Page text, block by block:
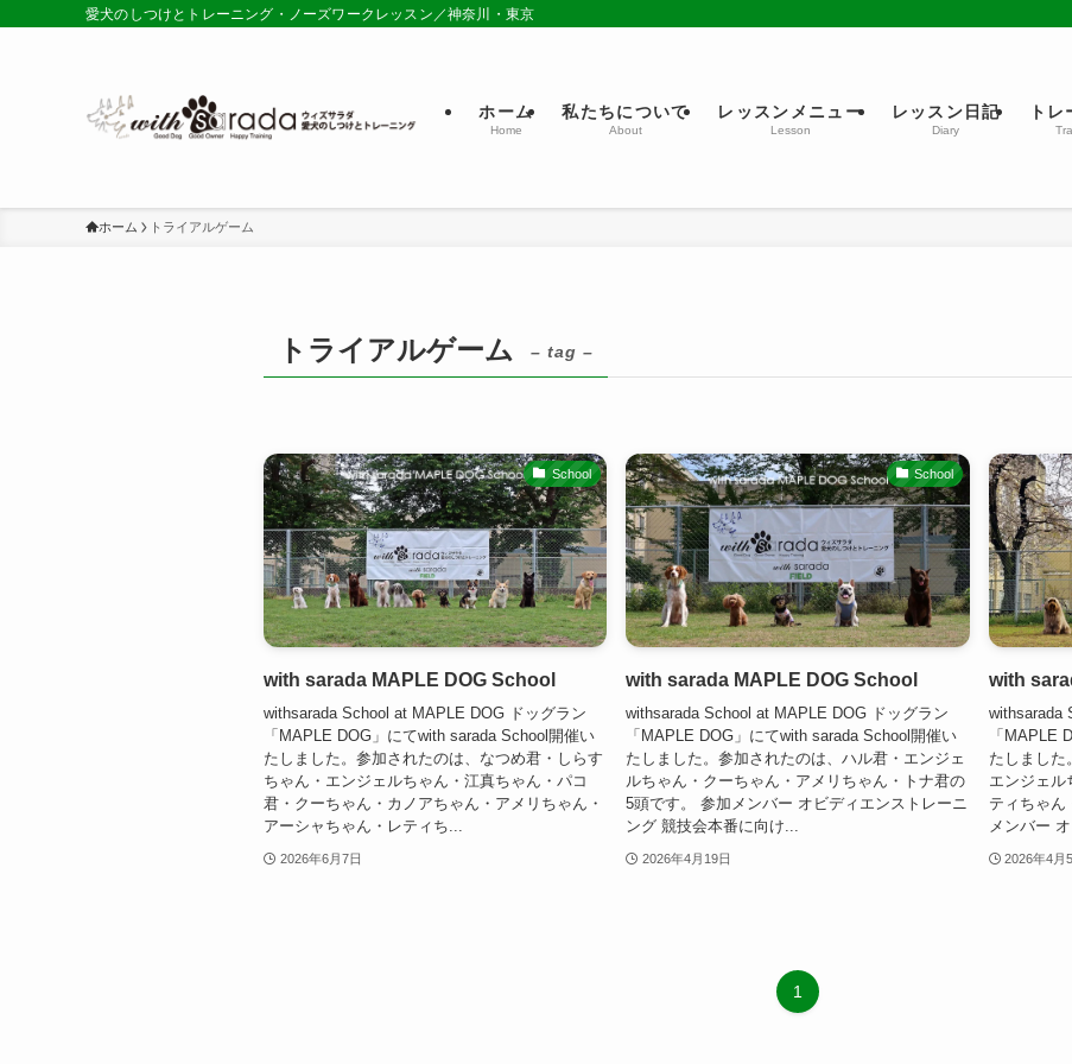
愛犬のしつけとトレーニング・ノーズワークレッスン／神奈川・東京
ホーム
Home
私たちについて
About
レッスンメニュー
Lesson
レッスン日記
Diary
ト
ホーム トライアルゲーム
トライアルゲーム – tag –
School
with sarada MAPLE DOG School
withsarada School at MAPLE DOG ドッグラン
「MAPLE DOG」にてwith sarada School開催い
たしました。参加されたのは、なつめ君・しらす
ちゃん・エンジェルちゃん・江真ちゃん・パコ
君・クーちゃん・カノアちゃん・アメリちゃん・
アーシャちゃん・レティち...
2026年6月7日
School
with sarada MAPLE DOG School
withsarada School at MAPLE DOG ドッグラン
「MAPLE DOG」にてwith sarada School開催い
たしました。参加されたのは、ハル君・エンジェ
ルちゃん・クーちゃん・アメリちゃん・トナ君の
5頭です。 参加メンバー オビディエンストレーニ
ング 競技会本番に向け...
2026年4月19日
with
withsarada
「MAPLE
たしました
エンジェル
ティちゃん
メンバー
2026年4月
1